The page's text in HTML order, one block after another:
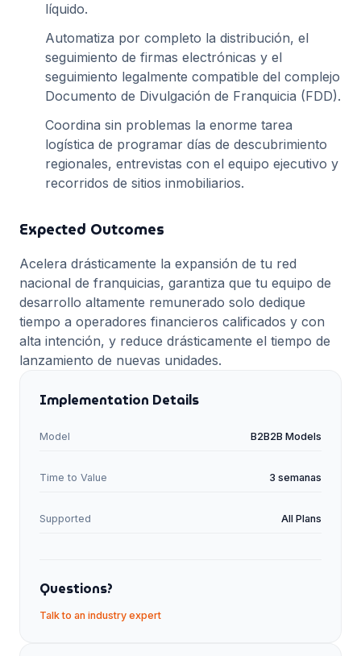
líquido.
Automatiza por completo la distribución, el
seguimiento de firmas electrónicas y el
seguimiento legalmente compatible del complejo
Documento de Divulgación de Franquicia (FDD).
Coordina sin problemas la enorme tarea
logística de programar días de descubrimiento
regionales, entrevistas con el equipo ejecutivo y
recorridos de sitios inmobiliarios.
Expected Outcomes
Acelera drásticamente la expansión de tu red
nacional de franquicias, garantiza que tu equipo de
desarrollo altamente remunerado solo dedique
tiempo a operadores financieros calificados y con
alta intención, y reduce drásticamente el tiempo de
lanzamiento de nuevas unidades.
Implementation Details
Model B2B2B Models
Time to Value 3 semanas
Supported All Plans
Questions?
Talk to an industry expert